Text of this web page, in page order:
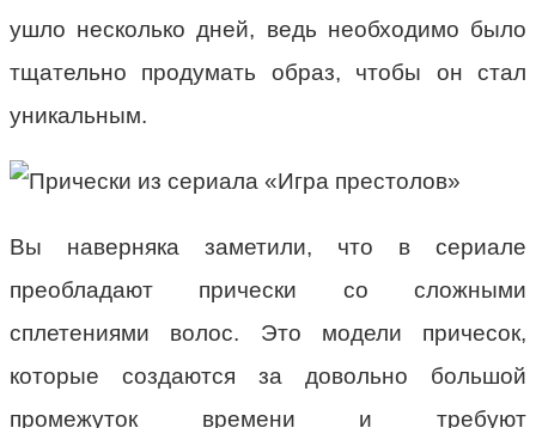
ушло несколько дней, ведь необходимо было
тщательно продумать образ, чтобы он стал
уникальным.
Вы наверняка заметили, что в сериале
преобладают прически со сложными
сплетениями волос. Это модели причесок,
которые создаются за довольно большой
промежуток времени и требуют